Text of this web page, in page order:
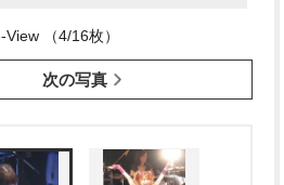
（4/16枚）
次の写真